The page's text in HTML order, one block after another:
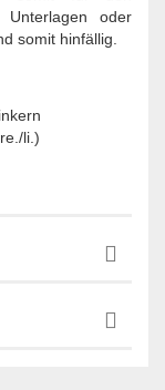
Unterlagen oder
somit hinfällig.
li.)